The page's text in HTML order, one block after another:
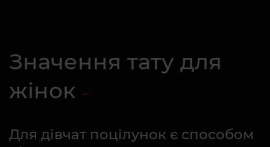
Значення тату для
жінок
Для дівчат поцілунок є способом